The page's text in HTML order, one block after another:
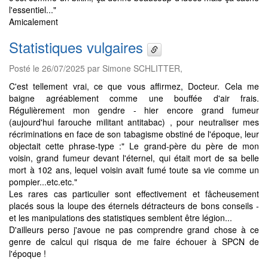
l'essentiel..."
Amicalement
Statistiques vulgaires
Posté le 26/07/2025 par Simone SCHLITTER,
C'est tellement vrai, ce que vous affirmez, Docteur. Cela me
baigne agréablement comme une bouffée d'air frais.
Régulièrement mon gendre - hier encore grand fumeur
(aujourd'hui farouche militant antitabac) , pour neutraliser mes
récriminations en face de son tabagisme obstiné de l'époque, leur
objectait cette phrase-type :" Le grand-père du père de mon
voisin, grand fumeur devant l'éternel, qui était mort de sa belle
mort à 102 ans, lequel voisin avait fumé toute sa vie comme un
pompier...etc.etc."
Les rares cas particulier sont effectivement et fâcheusement
placés sous la loupe des éternels détracteurs de bons conseils -
et les manipulations des statistiques semblent être légion...
D'ailleurs perso j'avoue ne pas comprendre grand chose à ce
genre de calcul qui risqua de me faire échouer à SPCN de
l'époque !